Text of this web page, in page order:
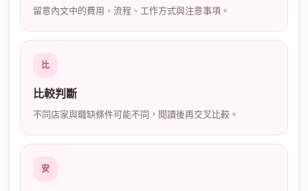
留意內文中的費用、流程、工作方式與注意事項。
比
比較判斷
不同店家與職缺條件可能不同，閱讀後再交叉比較。
安